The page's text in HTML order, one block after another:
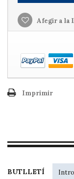
Afegir a la
Imprimir
BUTLLETÍ